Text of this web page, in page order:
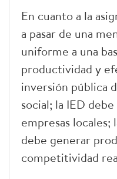
En cuanto a la
a pasar de una
uniforme a una
productividad y
inversión pública
social; la IED
empresas
debe generar
competitividad